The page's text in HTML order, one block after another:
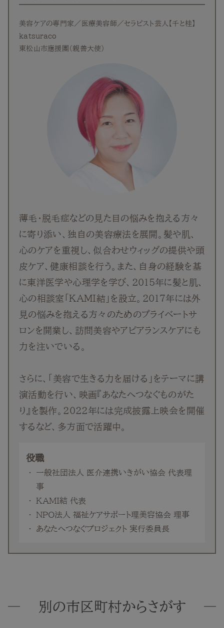
美容ケアの専門家／医療美容師／セラピスト芸人【千と桂】
katsuraco
東松山市應援團（親善大使）
薄毛・脱毛症などの見た目の悩みを抱える方々
に寄り添い、独自の美容療法を展開。髪や肌、
心のケアを重視し、似合わせウィッグの提供や頭
皮ケア、健康相談を行う。また、自身の経験を基
に東洋医学や心理学を学び、2015年に髪と肌、
心の相談室「KAMI結」を設立。2017年には外
見の悩みを抱える方々のためのプライベートサ
ロンを開業し、訪問美容やアピアランスケアにも
力を注いでいる。
さらに、「美容で生きる力を届ける」をテーマに講
演活動を行い、映画『あなたへつなぐものがた
り』を製作。2022年には完成披露上映会を開催
するなど、多方面で活躍中。
役職
一般社団法人 医介連携いきがい協会 代表理
事
KAMI結 代表
NPO法人 福祉ケアサポート理美容協会 理事
あなたへつなぐプロジェクト 実行委員長
別の市区町村からさがす